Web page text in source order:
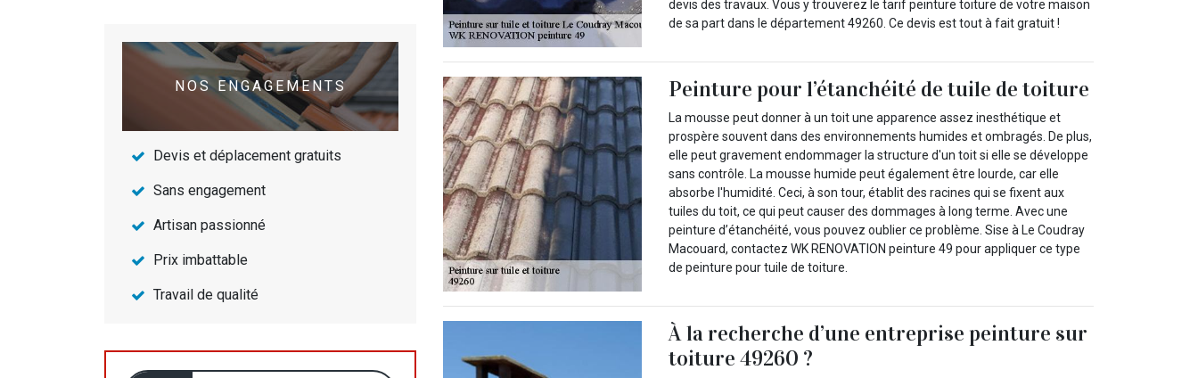
NOS ENGAGEMENTS
Devis et déplacement gratuits
Sans engagement
Artisan passionné
Prix imbattable
Travail de qualité
devis des travaux. Vous y trouverez le tarif peinture toiture de votre maison
de sa part dans le département 49260. Ce devis est tout à fait gratuit !
Peinture pour l’étanchéité de tuile de toiture
La mousse peut donner à un toit une apparence assez inesthétique et
prospère souvent dans des environnements humides et ombragés. De plus,
elle peut gravement endommager la structure d'un toit si elle se développe
sans contrôle. La mousse humide peut également être lourde, car elle
absorbe l'humidité. Ceci, à son tour, établit des racines qui se fixent aux
tuiles du toit, ce qui peut causer des dommages à long terme. Avec une
peinture d’étanchéité, vous pouvez oublier ce problème. Sise à Le Coudray
Macouard, contactez WK RENOVATION peinture 49 pour appliquer ce type
de peinture pour tuile de toiture.
À la recherche d’une entreprise peinture sur
toiture 49260 ?